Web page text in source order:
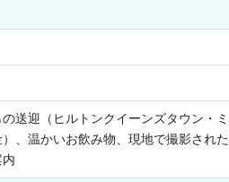
送迎（ヒルトンクイーンズタウン・
、温かいお飲み物、現地で撮影され